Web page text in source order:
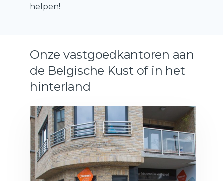
helpen!
Onze vastgoedkantoren aan
de Belgische Kust of in het
hinterland